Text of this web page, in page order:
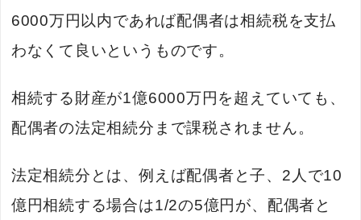
6000万円以内であれば配偶者は相続税を支払
わなくて良いというものです。
相続する財産が1億6000万円を超えていても、
配偶者の法定相続分まで課税されません。
法定相続分とは、例えば配偶者と子、2人で10
億円相続する場合は1/2の5億円が、配偶者と